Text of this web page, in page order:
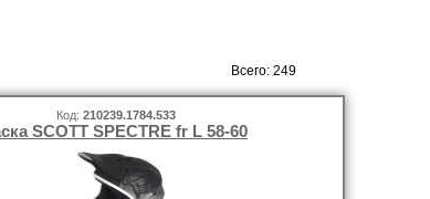
Всего: 249
Код: 210239.1784.533
SCOTT SPECTRE fr L 58-60